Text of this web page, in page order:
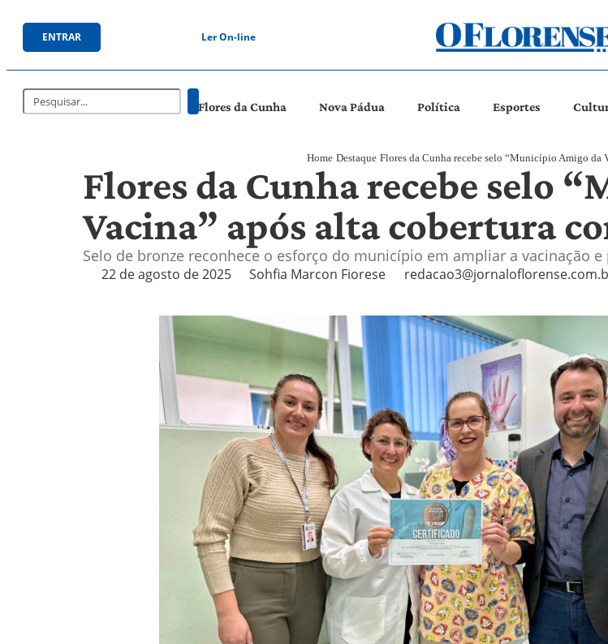
ENTRAR Ler On-line
Flores da Cunha Nova Pádua Política Esportes
Home Destaque Flores da Cunha recebe selo “Município Amigo da
Flores da Cunha recebe selo
Vacina” após alta cobertura
Selo de bronze reconhece o esforço do município em ampliar a vacinação
22 de agosto de 2025 Sohfia Marcon Fiorese